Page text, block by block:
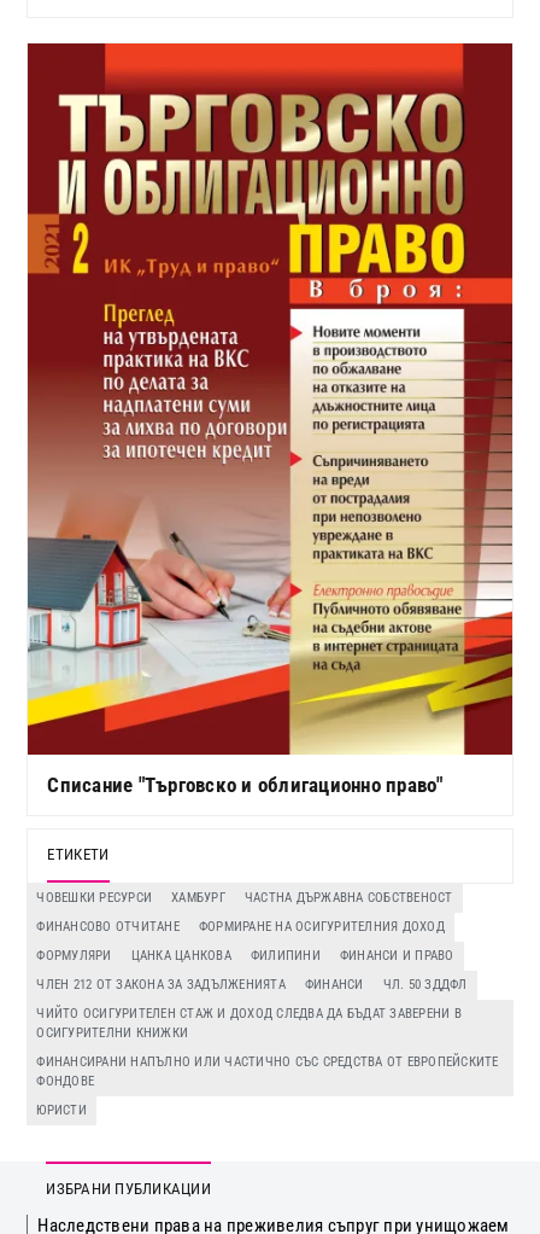
Списание "Търговско и облигационно право"
ЕТИКЕТИ
ЧОВЕШКИ РЕСУРСИ ХАМБУРГ
ЧАСТНА ДЪРЖАВНА СОБСТВЕНОСТ
ФИНАНСОВО ОТЧИТАНЕ
ФОРМИРАНЕ НА ОСИГУРИТЕЛНИЯ ДОХОД
ФОРМУЛЯРИ
ЦАНКА ЦАНКОВА ФИЛИПИНИ
ФИНАНСИ И ПРАВО
ЧЛЕН 212 ОТ ЗАКОНА ЗА ЗАДЪЛЖЕНИЯТА
ФИНАНСИ
ЧЛ. 50 ЗДДФЛ
ЧИЙТО ОСИГУРИТЕЛЕН СТАЖ И ДОХОД СЛЕДВА ДА БЪДАТ ЗАВЕРЕНИ В
ОСИГУРИТЕЛНИ КНИЖКИ
ФИНАНСИРАНИ НАПЪЛНО ИЛИ ЧАСТИЧНО СЪС СРЕДСТВА ОТ ЕВРОПЕЙСКИТЕ
ФОНДОВЕ
ЮРИСТИ
ИЗБРАНИ ПУБЛИКАЦИИ
Наследствени права на преживелия съпруг при унищожаем